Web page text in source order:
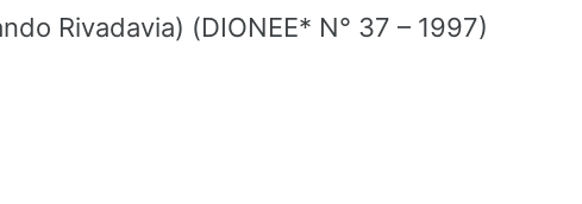
Rivadavia) (DIONEE* N° 37 – 1997)